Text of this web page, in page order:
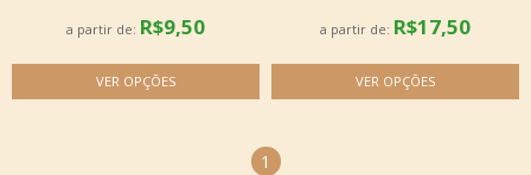
a partir de: R$9,50 a partir de: R$17,50
1